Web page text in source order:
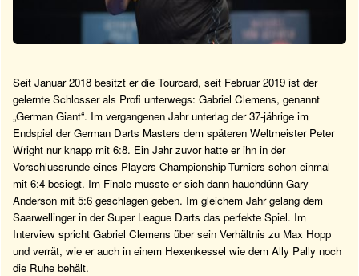
Seit Januar 2018 besitzt er die Tourcard, seit Februar 2019 ist der
gelernte Schlosser als Profi unterwegs: Gabriel Clemens, genannt
„German Giant“. Im vergangenen Jahr unterlag der 37-jährige im
Endspiel der German Darts Masters dem späteren Weltmeister Peter
Wright nur knapp mit 6:8. Ein Jahr zuvor hatte er ihn in der
Vorschlussrunde eines Players Championship-Turniers schon einmal
mit 6:4 besiegt. Im Finale musste er sich dann hauchdünn Gary
Anderson mit 5:6 geschlagen geben. Im gleichem Jahr gelang dem
Saarwellinger in der Super League Darts das perfekte Spiel. Im
Interview spricht Gabriel Clemens über sein Verhältnis zu Max Hopp
und verrät, wie er auch in einem Hexenkessel wie dem Ally Pally noch
die Ruhe behält.